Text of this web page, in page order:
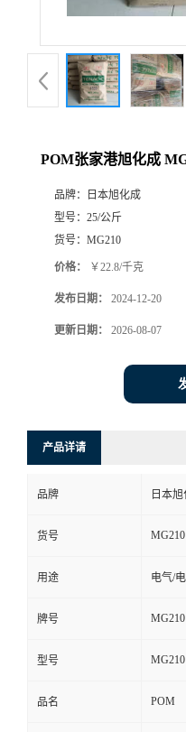
POM张家港旭化成
品牌：
日本旭化成
型号： 25/公斤
货号： MG210
价格： ￥22.8/千克
发布日期： 2024-12-20
更新日期： 2026-08-07
产品详请
品牌 日本
货号 MG210
用途 电气/
牌号 MG210
型号 MG210
品名 POM